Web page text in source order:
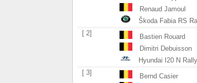
Renaud Jamoul
Škoda Fabia RS
[ 2]
Bastien Rouard
Dimitri Debuisson
Hyundai I20 N
[ 3]
Bernd Casier